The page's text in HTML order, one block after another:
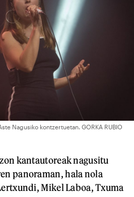
Nagusiko kontzertuetan. GORKA RUBIO
kantautoreak nagusitu
panoraman, hala nola
Mikel Laboa, Txuma